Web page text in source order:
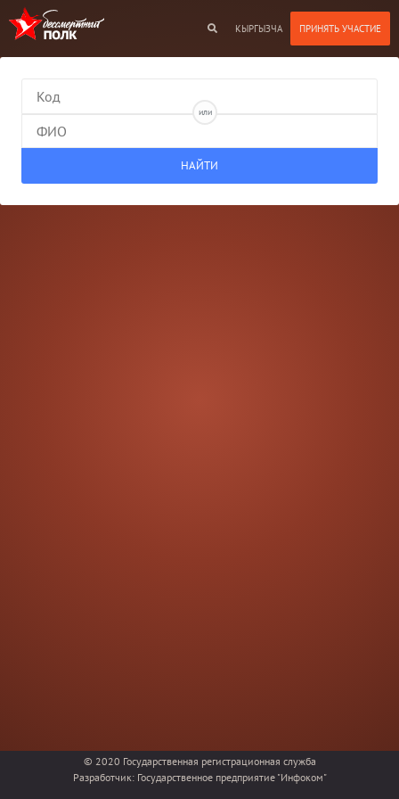
КЫРГЫЗЧА
или
© 2020 Государственная регистрационная служба
Разработчик: Государственное предприятие "Инфоком"